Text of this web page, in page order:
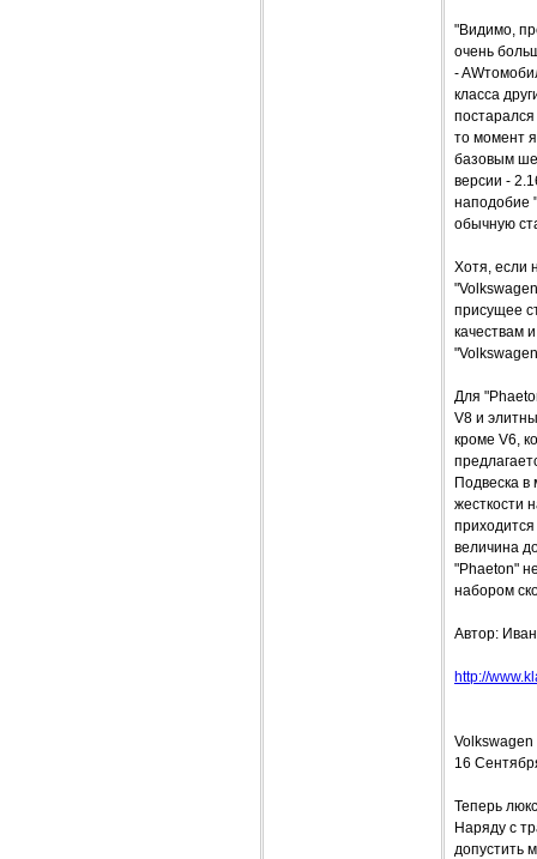
"Видимо,
очень
-
класса
то момент
базовым
версии -
наподобие
обычную
Хотя, если
присущее
качествам
Для
V8 и
кроме V6,
Подвеска в
жесткости
величина
"Phaeton"
набором
Автор:
http://
16
Теперь
Наряду с
допустить